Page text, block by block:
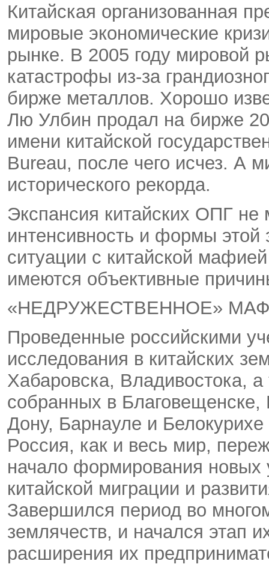
Китайская организованная
мировые экономические
рынке. В 2005 году мировой
катастрофы из-за
бирже металлов. Хорошо
Лю Улбин продал на бирже
имени китайской
Bureau, после чего исчез. А
исторического рекорда.
Экспансия китайских ОПГ
интенсивность и формы этой
ситуации с китайской
имеются объективные
«НЕДРУЖЕСТВЕННОЕ»
Проведенные российскими
исследования в китайских
Хабаровска, Владивостока,
собранных в
Дону, Барнауле и
Россия, как и весь мир,
начало формирования новых
китайской миграции и
Завершился период во
землячеств, и начался этап
расширения их